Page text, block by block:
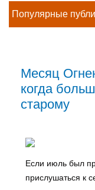
Популярные
Месяц
когда
старому
Если июль был
прислушаться к